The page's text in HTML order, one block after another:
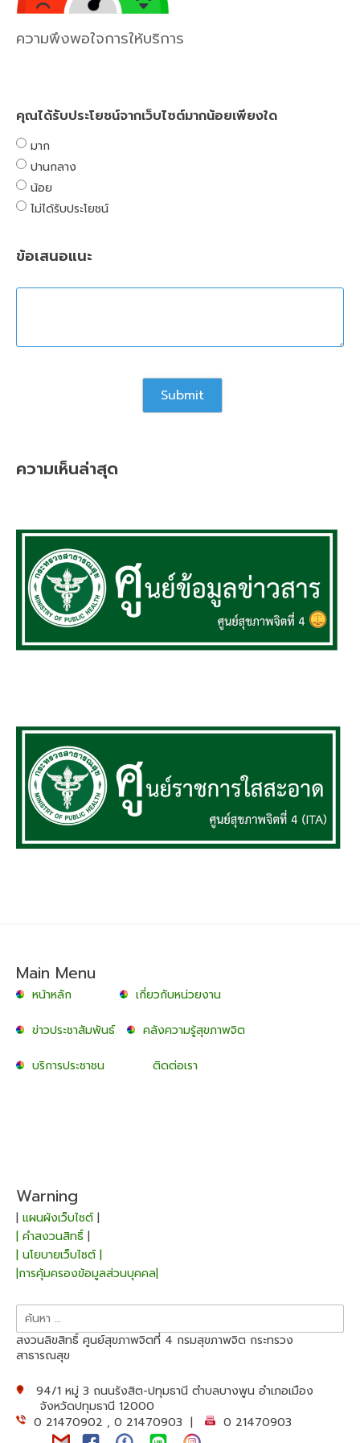
ความพึงพอใจการให้บริการ
คุณได้รับประโยชน์จากเว็บไซต์มากน้อยเพียงใด
มาก
ปานกลาง
น้อย
ไม่ได้รับประโยชน์
ข้อเสนอแนะ
ความเห็นล่าสุด
Main Menu
หน้าหลัก เกี่ยวกับหน่วยงาน
ข่าวประชาสัมพันธ์ คลังความรู้สุขภาพจิต
บริการประชาชน ติดต่อเรา
Warning
| แผนผังเว็บไซต์|
| คำสงวนสิทธิ์ |
| นโยบายเว็บไซต์ |
|การคุ้มครองข้อมูลส่วนบุคคล|
ค้นหา
สำหรับ:
สงวนลิขสิทธิ์ ศูนย์สุขภาพจิตที่ 4 กรมสุขภาพจิต กระทรวง
สาธารณสุข
94/1 หมู่ 3 ถนนรังสิต-ปทุมธานี ตำบลบางพูน อำเภอเมือง
จังหวัดปทุมธานี 12000
0 21470902 , 0 21470903 |
0 21470903